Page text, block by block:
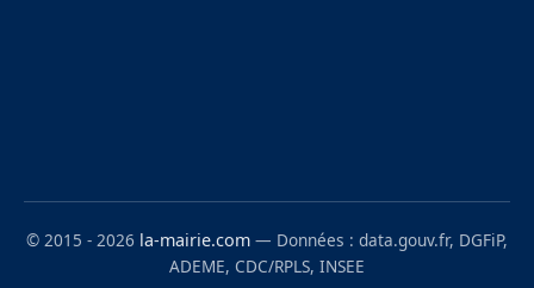
© 2015 - 2026 la-mairie.com — Données : data.gouv.fr, DGFiP,
ADEME, CDC/RPLS, INSEE